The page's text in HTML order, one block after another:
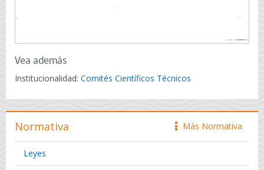
Vea además
Institucionalidad: Comités Científicos Técnicos
icono
Más Normativa
Normativa
Leyes